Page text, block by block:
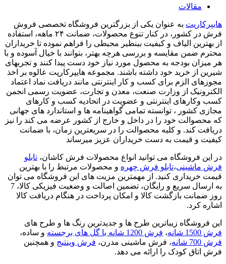
مقالات
هایپرکارپت به عنوان یکی از بزرگترین فروشگاه تخصصی فروش
فرش در کشور، در کنار تنوع محصولات، ضمانت ۲۴ ماهه، استفاده
از بهترین الیاف و کیفیت بینظیر محیطی را فراهم نموده تا خریداران
محترم ضمن مقایسه و بررسی هرچه بهتر، بتوانند با خیال آسوده و با
هر میزان بودجه به محصول مورد نیاز خود دست پیدا کنند و تجربهای
شیرین از خرید خود داشته باشند. مجموعه هایپرکارپت عالوه بر اخذ
مجوزهای الزم برای کسب و کار اینترنتی مانند دریافت نماد اعتماد
الکترونیک از وزارت صنعت، معدن و تجارت، عضویت رسمی انجمن
کسب وکارهای اینترنتی و عضویت در اتحادیه کسب و کارهای
مجازی کشور ، توانسته تمامی گواهینامه ها و استاندارد های جهانی
که محصوالت خود را در داخل و خارج از کشور عرضه می کند را نیز
دریافت کند. و کلیه محصوالت را در سریعترین زمان، با ضمانت
کیفیت و قیمت به دست خریداران عزیز میرساند
در این فروشگاه می توانید انواع محصولات فرش کاشان، تابلو
فرش ماشینی،تابلو فرش چهره و محصولات مرتبط را با بهترین
قیمت خریداری کنید. از مهمترین مزیت های این فروشگاه می توان
به ارسال سریع و رایگان، تضمین اصالت و وضعیت فیزیکی کالا، 7
روز ضمانت بازگشت کالا و امکان پرداخت در هنگام دریافت کالا
اشاره کرد.
این فروشگاه زیباترین طرح ها و جدیدترین رنگ ها و طرح های
فرش 1500 شانه
، فرش 1200 شانه با گل های برجسته
و ساده،
فرش 700 شانه
، فرش ماشینی مدرن، فرش وینتیج و همچنین
فرش اتاق کودک را ارائه می دهد.